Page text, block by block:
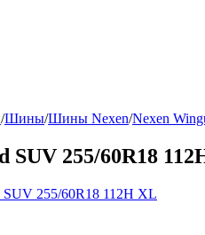
/Шины/Шины Nexen/Nexen
SUV 255/60R18